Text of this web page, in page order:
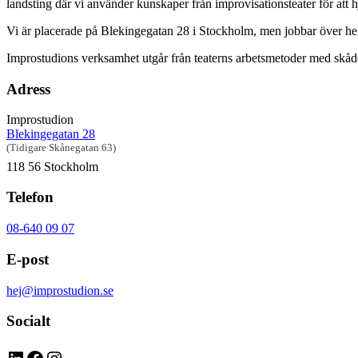
landsting där vi använder kunskaper från improvisationsteater för att
Vi är placerade på Blekingegatan 28 i Stockholm, men jobbar över
Improstudions verksamhet utgår från teaterns arbetsmetoder med
Adress
Improstudion
Blekingegatan 28
(Tidigare Skånegatan 63)
118 56 Stockholm
Telefon
08-640 09 07
E-post
hej@improstudion.se
Socialt